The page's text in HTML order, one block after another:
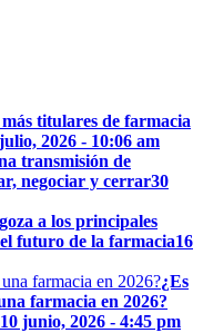
titulares de farmacia
2026 - 10:06 am
transmisión de
negociar y cerrar30
a los principales
futuro de la farmacia16
¿Es
farmacia en 2026?
10 junio, 2026 - 4:45 pm